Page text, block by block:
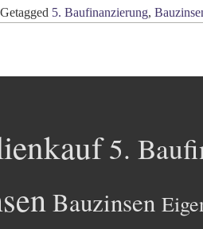
Getagged 5. Baufinanzierung,
5.
Bauzinsen